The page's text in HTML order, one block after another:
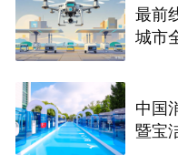
最前
城市
中国
暨宝